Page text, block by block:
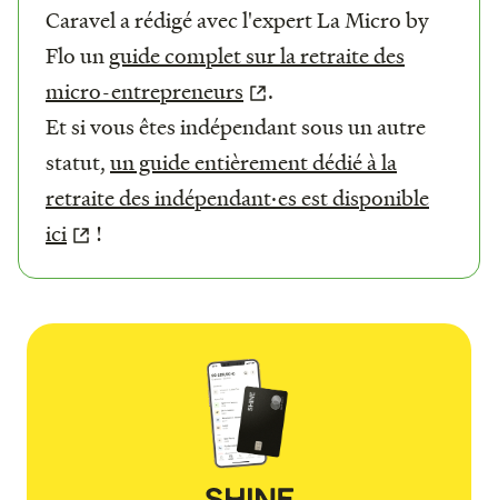
Caravel a rédigé avec l'expert La Micro by
Flo unguide complet sur la retraite des
micro-entrepreneurs
.
Et si vous êtes indépendant sous un autre
statut,un guide entièrement dédié à la
retraite des indépendant·es est disponible
ici
!